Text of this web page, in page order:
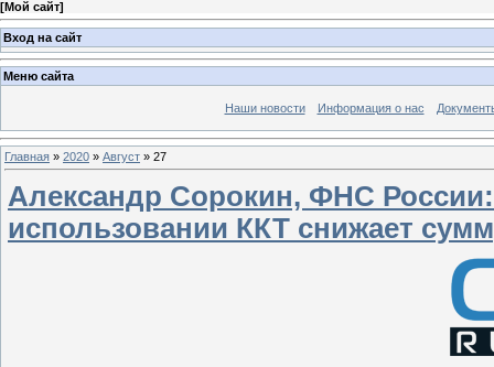
[Мой сайт]
Вход на сайт
Меню сайта
Наши новости Информация о нас
Главная » 2020 » Август » 27
Александр Сорокин, ФНС
использовании ККТ снижает